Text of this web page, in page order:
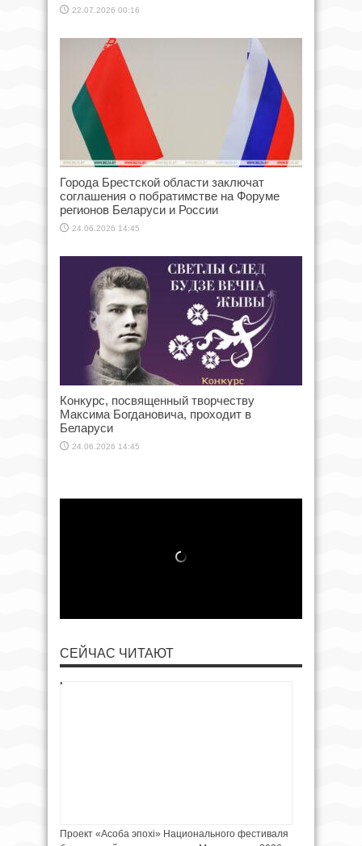
22.07.2026 00:16
Города Брестской области заключат
соглашения о побратимстве на Форуме
регионов Беларуси и России
24.06.2026 14:45
Конкурс, посвященный творчеству
Максима Богдановича, проходит в
Беларуси
24.06.2026 14:45
СЕЙЧАС ЧИТАЮТ